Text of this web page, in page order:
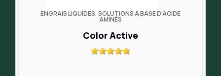
ENGRAIS LIQUIDES, SOLUTIONS À BASE D’ACIDE
AMINÉS
Color Active